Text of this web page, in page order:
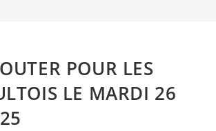
POUR LES
LE MARDI 26